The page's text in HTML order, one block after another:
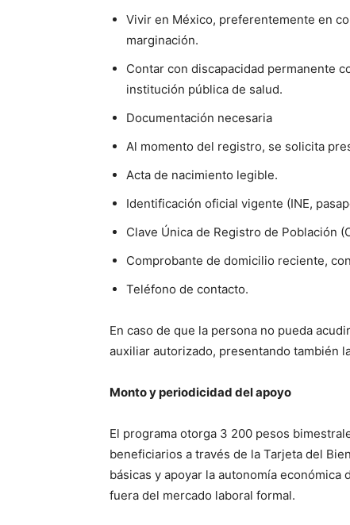
Vivir en México, preferentemente en
marginación.
Contar con discapacidad permanente
institución pública de salud.
Documentación necesaria
Al momento del registro, se solicita
Acta de nacimiento legible.
Identificación oficial vigente (INE,
Clave Única de Registro de Población
Comprobante de domicilio reciente,
Teléfono de contacto.
En caso de que la persona no pueda
auxiliar autorizado, presentando también
Monto y periodicidad del apoyo
El programa otorga 3 200 pesos
beneficiarios a través de la Tarjeta del
básicas y apoyar la autonomía
fuera del mercado laboral formal.